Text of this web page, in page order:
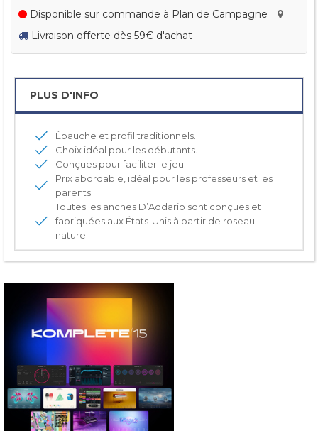
Disponible sur commande à Plan de Campagne
Livraison offerte dès 59€ d'achat
PLUS D'INFO
Ébauche et profil traditionnels.
Choix idéal pour les débutants.
Conçues pour faciliter le jeu.
Prix abordable, idéal pour les professeurs et les
parents.
Toutes les anches D’Addario sont conçues et
fabriquées aux États-Unis à partir de roseau
naturel.